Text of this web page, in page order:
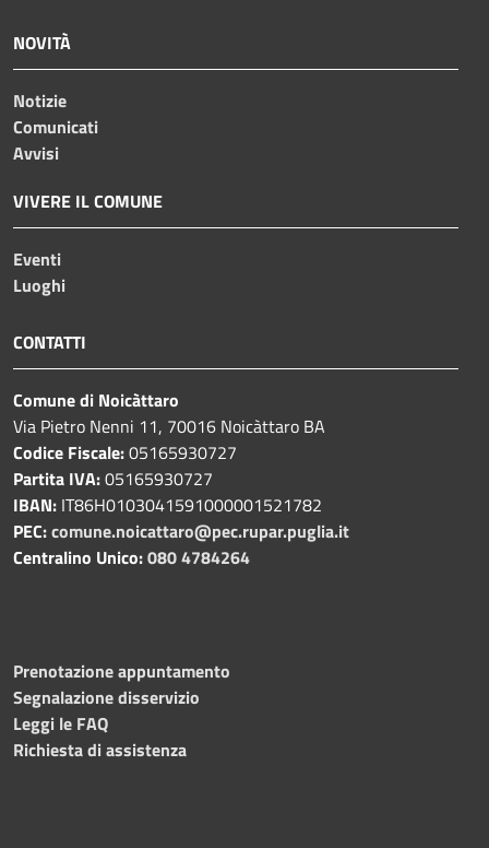
NOVITÀ
Notizie
Comunicati
Avvisi
VIVERE IL COMUNE
Eventi
Luoghi
CONTATTI
Comune di Noicàttaro
Via Pietro Nenni 11, 70016 Noicàttaro BA
Codice Fiscale:05165930727
Partita IVA:05165930727
IBAN: IT86H0103041591000001521782
PEC:comune.noicattaro@pec.rupar.puglia.it
Centralino Unico:080 4784264
Prenotazione appuntamento
Segnalazione disservizio
Leggi le FAQ
Richiesta di assistenza